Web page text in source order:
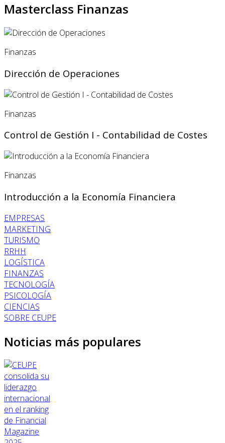
Masterclass Finanzas
Finanzas
Dirección de Operaciones
Finanzas
Control de Gestión I - Contabilidad de Costes
Finanzas
Introducción a la Economía Financiera
EMPRESAS
MARKETING
TURISMO
RRHH
LOGÍSTICA
FINANZAS
TECNOLOGÍA
PSICOLOGÍA
CIENCIAS
SOBRE CEUPE
Noticias más populares